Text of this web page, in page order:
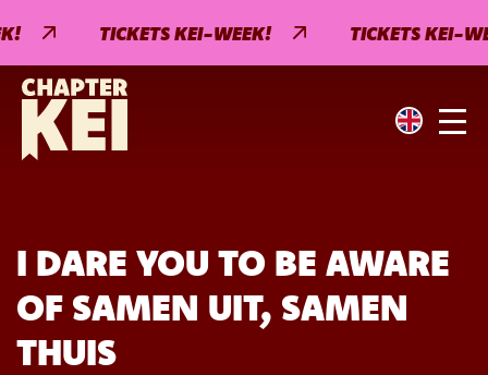
TICKETS KEI-WEEK! TICKETS KEI-
I DARE YOU TO BE AWARE
OF SAMEN UIT, SAMEN
THUIS